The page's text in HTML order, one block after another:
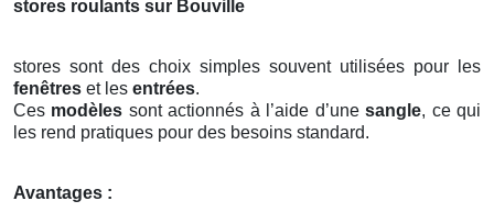
stores roulants sur Bouville
stores sont des choix simples souvent utilisées pour les
fenêtres et les entrées.
Ces modèles sont actionnés à l’aide d’unesangle, ce qui
les rend pratiques pour des besoins standard.
Avantages :